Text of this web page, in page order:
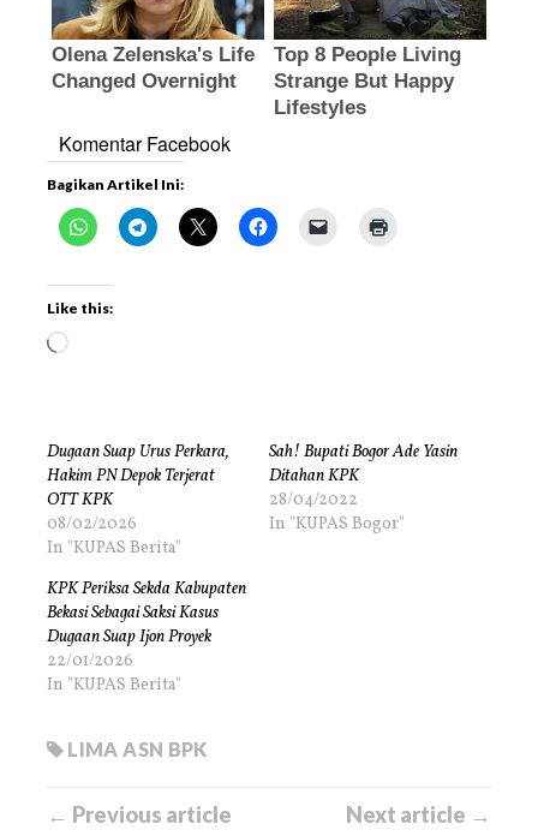
Komentar Facebook
Bagikan Artikel Ini:
Like this:
Dugaan Suap Urus Perkara,
Hakim PN Depok Terjerat
OTT KPK
08/02/2026
In "KUPAS Berita"
Sah! Bupati Bogor Ade Yasin
Ditahan KPK
28/04/2022
In "KUPAS Bogor"
KPK Periksa Sekda Kabupaten
Bekasi Sebagai Saksi Kasus
Dugaan Suap Ijon Proyek
22/01/2026
In "KUPAS Berita"
LIMA ASN BPK
← Previous article Next article →